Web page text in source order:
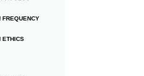
FREQUENCY
ETHICS